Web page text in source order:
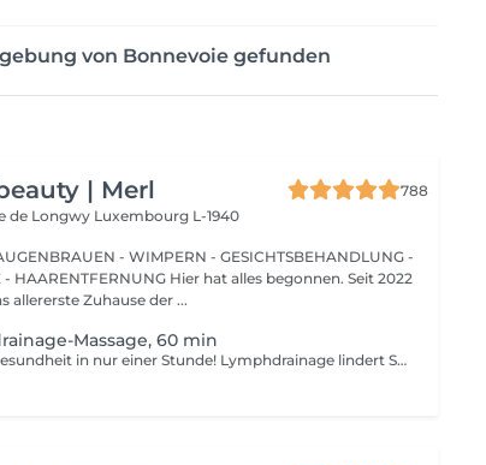
von Bonnevoie gefunden
| Merl
788
de Longwy Luxembourg L-1940
- WIMPERN - GESICHTSBEHANDLUNG -
Hier hat alles begonnen. Seit 2022
allererste Zuhause der ...
Massage, 60 min
Bessere Gesundheit in nur einer Stunde! Lymphdrainage lindert Schwellungen, die auftreten, wenn medizinische Behandlungen oder Krankheiten Ihr Lymphsystem blockieren. Die Lymphdrainage-Massage beinhaltet das sanfte Manipulieren bestimmter Bereiche Ihres Körpers, um die Lymphbewegung zu einem Bereich mit funktionierenden Lymphgefäßen zu fördern. Vorteile einer Lymphdrainage-Massage: - verbessert das Immunsystem des Körpers - hilft bei Schwellungen nach Verletzungen - löst Spannungen im Körper Wie wird eine Lymphdrainage-Massage durchgeführt? - Kopf und Nacken werden massiert - Schultern und Rücken werden massiert - Hände und Arme werden massiert - Füße und Beine werden massiert - Bauch wird massiert Altersbeschränkungen: es gibt keine Altersbeschränkungen für dieses Verfahren. Empfehlungen nach dem Verfahren: treiben Sie 2-3 Stunden nach dem Eingriff keinen Sport und machen Sie keine scharfen Bewegungen. Häufigkeit: 1-2 Mal pro Woche, insgesamt 10 Mal. Wiederholen Sie dies alle 3-6 Monate.